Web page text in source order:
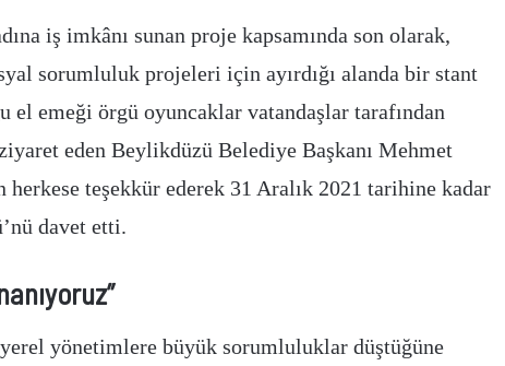
iş imkânı sunan proje kapsamında son olarak,
sorumluluk projeleri için ayırdığı alanda bir stant
el emeği örgü oyuncaklar vatandaşlar tarafından
eden Beylikdüzü Belediye Başkanı Mehmet
teşekkür ederek 31 Aralık 2021 tarihine kadar
davet etti.
yönetimlere büyük sorumluluklar düştüğüne